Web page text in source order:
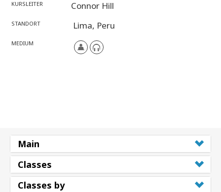
KURSLEITER Connor Hill
STANDORT Lima, Peru
MEDIUM
Main
Classes
Classes by